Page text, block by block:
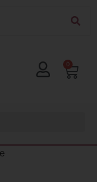
0